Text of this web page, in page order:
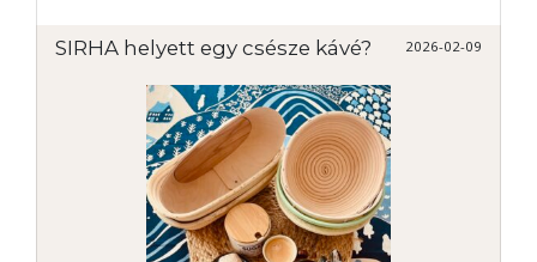
SIRHA helyett egy csésze kávé? 2026-02-09